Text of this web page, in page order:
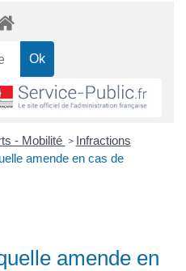
- Mobilité > Infractions
amende en cas de
amende en